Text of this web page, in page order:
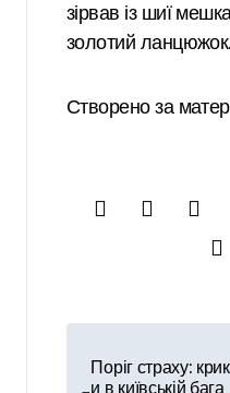
зірвав із шиї
золотий ланцюжок.
Створено за
Поріг страху: крик
и в київській бага